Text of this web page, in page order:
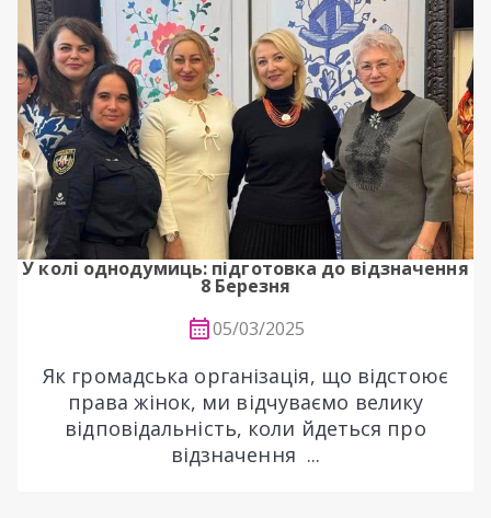
У колі однодумиць: підготовка до відзначення
8 Березня
05/03/2025
Як громадська організація, що відстоює
права жінок, ми відчуваємо велику
відповідальність, коли йдеться про
відзначення ...